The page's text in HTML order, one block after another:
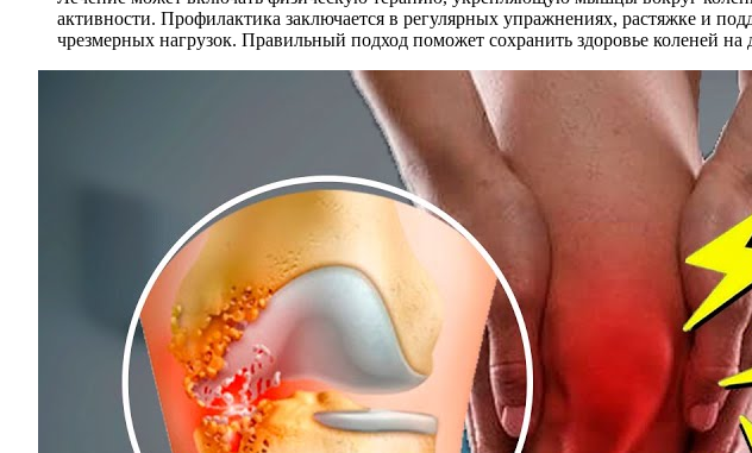
активности. Профилактика заключается в регулярных упражнениях, растяжке и
чрезмерных нагрузок. Правильный подход поможет сохранить здоровье коленей на